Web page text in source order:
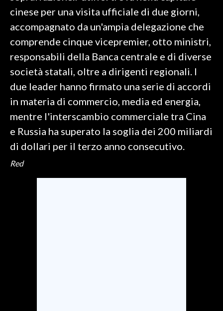
cinese per una visita ufficiale di due giorni,
accompagnato da un'ampia delegazione che
comprende cinque vicepremier, otto ministri,
responsabili della Banca centrale e di diverse
società statali, oltre a dirigenti regionali. I
due leader hanno firmato una serie di accordi
in materia di commercio, media ed energia,
mentre l'interscambio commerciale tra Cina
e Russia ha superato la soglia dei 200 miliardi
di dollari per il terzo anno consecutivo.
Red